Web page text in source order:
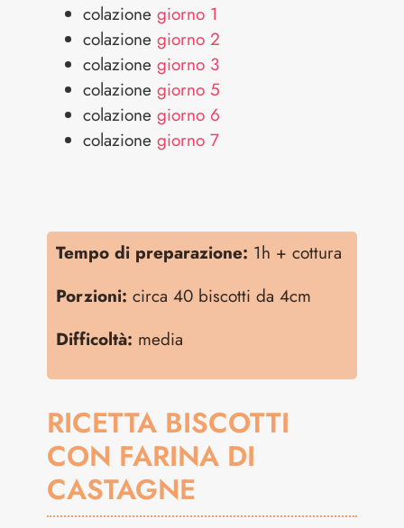
colazionegiorno 1
colazione giorno 2
colazionegiorno 3
colazionegiorno 5
colazionegiorno 6
colazionegiorno 7
Tempo di preparazione: 1h + cottura
Porzioni: circa 40 biscotti da 4cm
Difficoltà: media
RICETTA BISCOTTI
CON FARINA DI
CASTAGNE